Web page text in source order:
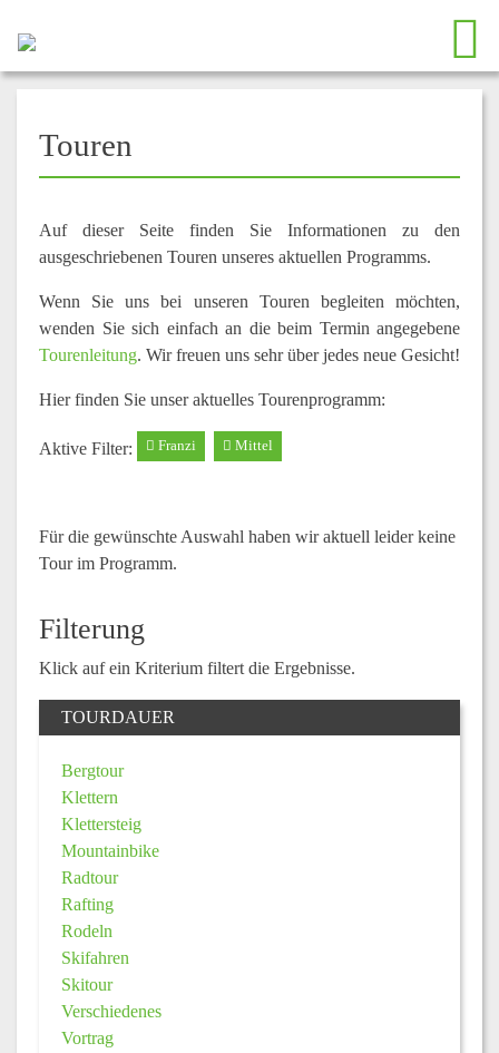
Touren
Auf dieser Seite finden Sie Informationen zu den
ausgeschriebenen Touren unseres aktuellen Programms.
Wenn Sie uns bei unseren Touren begleiten möchten,
wenden Sie sich einfach an die beim Termin angegebene
Tourenleitung. Wir freuen uns sehr über jedes neue Gesicht!
Hier finden Sie unser aktuelles Tourenprogramm:
Aktive Filter: Franzi Mittel
Für die gewünschte Auswahl haben wir aktuell leider keine
Tour im Programm.
Filterung
Klick auf ein Kriterium filtert die Ergebnisse.
TOURDAUER
Bergtour
Klettern
Klettersteig
Mountainbike
Radtour
Rafting
Rodeln
Skifahren
Skitour
Verschiedenes
Vortrag